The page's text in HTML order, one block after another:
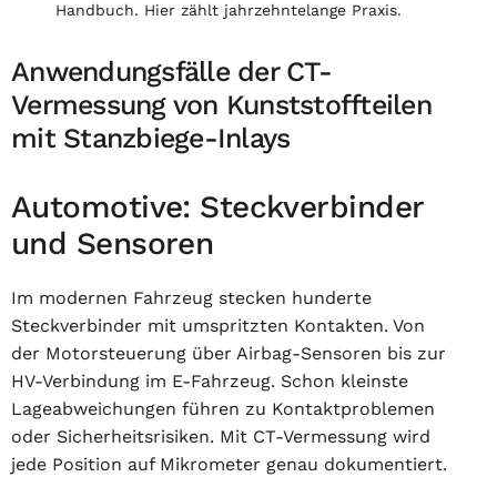
Handbuch. Hier zählt jahrzehntelange Praxis.
Anwendungsfälle der CT-
Vermessung von Kunststoffteilen
mit Stanzbiege-Inlays
Automotive: Steckverbinder
und Sensoren
Im modernen Fahrzeug stecken hunderte
Steckverbinder mit umspritzten Kontakten. Von
der Motorsteuerung über Airbag-Sensoren bis zur
HV-Verbindung im E-Fahrzeug. Schon kleinste
Lageabweichungen führen zu Kontaktproblemen
oder Sicherheitsrisiken. Mit CT-Vermessung wird
jede Position auf Mikrometer genau dokumentiert.